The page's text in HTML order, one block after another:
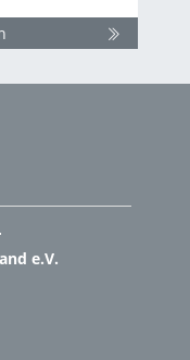
e.V.